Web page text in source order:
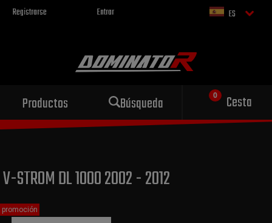
Registrarse Entrar ES
Productos Búsqueda Cesta
Escape deportivo
para tu motocicleta
V-STROM DL 1000 2002 - 2012
promoción